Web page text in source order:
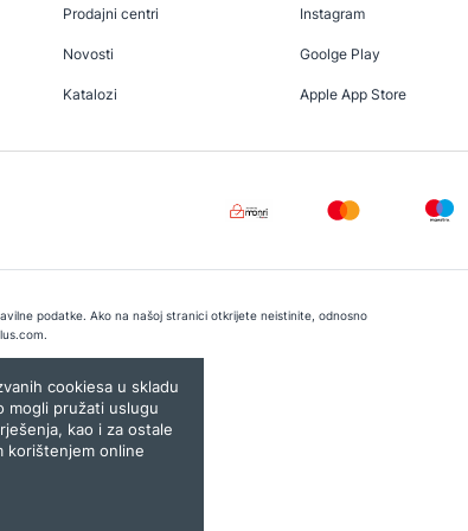
Prodajni centri
Novosti
Katalozi
Instagram
Goolge Play
Apple App Store
podatke. Ako na našoj stranici otkrijete neistinite, odnosno
.
Lampa.bacookiesa u skladu
mogli pružati uslugu
kao i za ostale
korištenjem online